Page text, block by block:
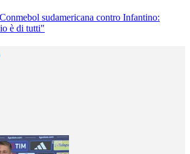
sudamericana contro Infantino:
è di tutti"